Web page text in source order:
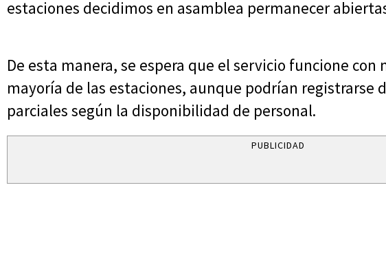
estaciones decidimos en asamblea permanecer
De esta manera, se espera que el servicio funcione con
mayoría de las estaciones, aunque podrían registrarse
parciales según la disponibilidad de personal.
PUBLICIDAD